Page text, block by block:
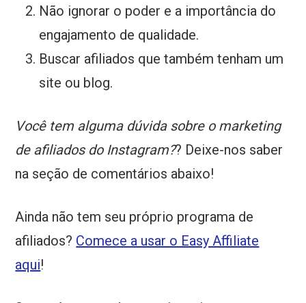
Não ignorar o poder e a importância do
engajamento de qualidade.
Buscar afiliados que também tenham um
site ou blog.
Você tem alguma dúvida sobre o marketing
de afiliados do Instagram?? Deixe-nos saber
na seção de comentários abaixo!
Ainda não tem seu próprio programa de
afiliados? Comece a usar o Easy Affiliate
aqui!